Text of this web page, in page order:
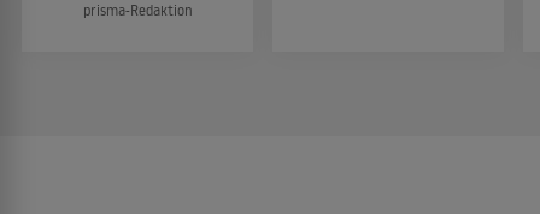
prisma-Redaktion